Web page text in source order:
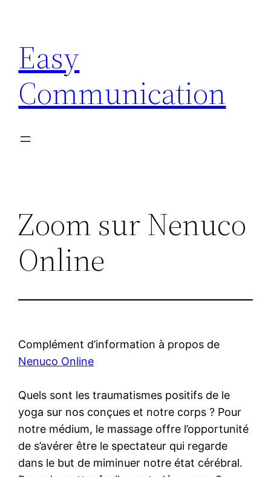
contenu
Easy
Communication
Zoom sur Nenuco
Online
Complément d’information à propos de
Nenuco Online
Quels sont les traumatismes positifs de le
yoga sur nos conçues et notre corps ? Pour
notre médium, le massage offre l’opportunité
de s’avérer être le spectateur qui regarde
dans le but de miminuer notre état cérébral.